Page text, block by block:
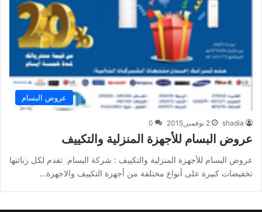
عروض البسام
shadia 2 نوفمبر,2015 0
عروض البسام للأجهزة المنزلية والتكييف
عروض البسام للأجهزة المنزلية والتكييف : شركة البسام تقدم لكل زبائنها
تخفيضات كبيرة على أنواع مختلفة من أجهزة التكييف والاجهزة…